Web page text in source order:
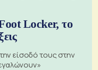
Locker, το
είσοδό τους στην